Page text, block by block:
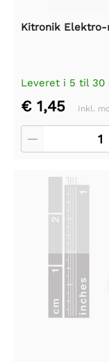
Kitronik Elektro-
Leveret i 5 til 30
€ 1,45 Inkl.